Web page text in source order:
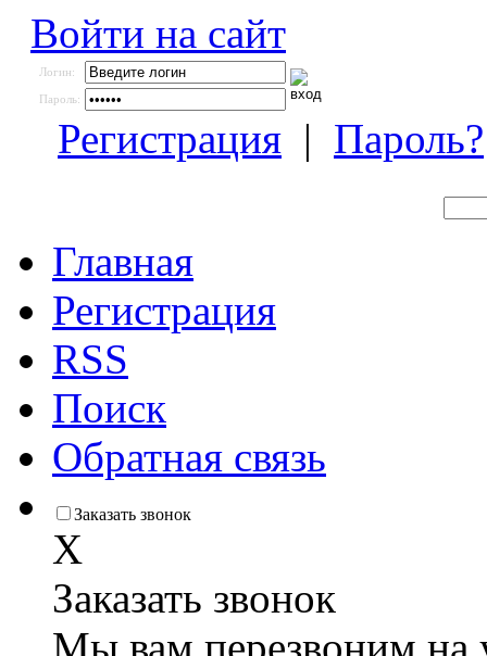
Войти на сайт
Логин:
Пароль:
Регистрация | Пароль?
Главная
Регистрация
RSS
Поиск
Обратная связь
Заказать звонок
X
Заказать звонок